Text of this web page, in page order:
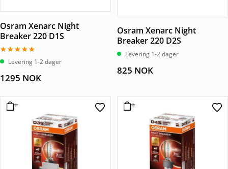
Osram Xenarc Night
Breaker 220 D1S
Vurdert
5.00Levering 1-2 dager
1295 NOK
Osram Xenarc Night
Breaker 220 D2S
Levering 1-2 dager
825 NOK